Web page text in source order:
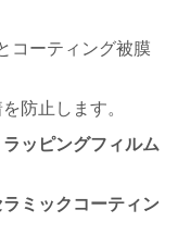
コーティング被膜
防止します。
ッピングフィルム
ミックコーティン